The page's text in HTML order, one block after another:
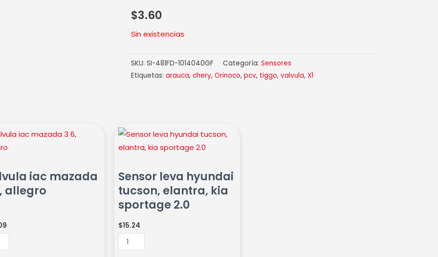
$3.60
Sin existencias
SKU: SI-481FD-1014040GF Categoría: Sensores
Etiquetas: arauca, chery, Orinoco, pcv, tiggo, valvula, X1
iac mazada
allegro
Sensor leva hyundai
tucson, elantra, kia
sportage 2.0
$15.24
Sensor
leva
elantra,
kia
sportage
2.0
cantidad